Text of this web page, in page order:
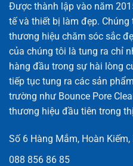
Được thành lập vào năm
tế và thiết bị làm đẹp.
thương hiệu chăm sóc sắc
của chúng tôi là tung ra chỉ
hàng đầu trong sự hài lòng
tiếp tục tung ra các sản
trường như Bounce Pore
thương hiệu đầu tiên trong
Số 6 Hàng Mắm, Hoàn Kiếm,
088 856 86 85